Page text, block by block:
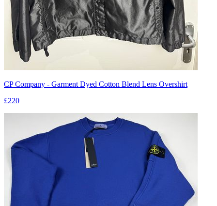
CP Company - Garment Dyed Cotton Blend Lens Overshirt
£220